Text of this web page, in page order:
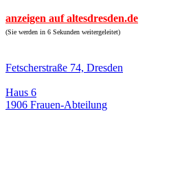
anzeigen auf altesdresden.de
(Sie werden in 6 Sekunden weitergeleitet)
Fetscherstraße 74, Dresden
Haus 6
1906 Frauen-Abteilung